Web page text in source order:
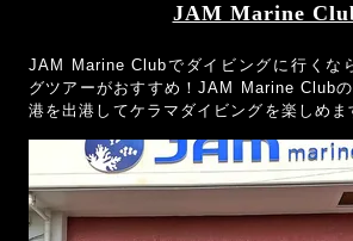
JAM Marine
JAM Marine Clubでダイビングに行くな
グツアーがおすすめ！JAM Marine Club
港を出港してケラマダイビングを楽しめ
料なので、器材が揃っていないビギナー
も利用しやすいショップです。嘉手納に
覇のホテルも送迎可能！